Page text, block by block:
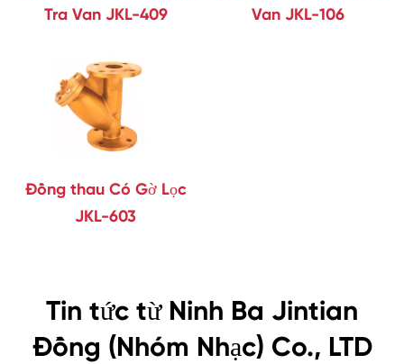
Tra Van JKL-409
Van JKL-106
Đồng thau Có Gờ Lọc
JKL-603
Tin tức từ Ninh Ba Jintian
Đồng (Nhóm Nhạc) Co., LTD